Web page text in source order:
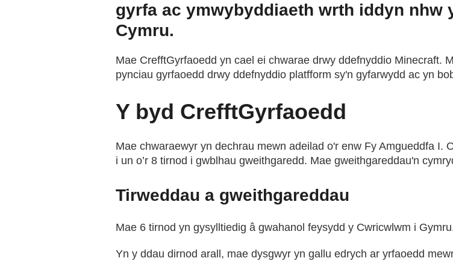
gyrfa ac ymwybyddiaeth wrth iddyn nhw
Cymru.
Mae CrefftGyrfaoedd yn cael ei chwarae drwy ddefnyddio Minecraft.
pynciau gyrfaoedd drwy ddefnyddio platfform sy'n gyfarwydd ac yn
Y byd CrefftGyrfaoedd
Mae chwaraewyr yn dechrau mewn adeilad o'r enw Fy Amgueddfa I.
i un o’r 8 tirnod i gwblhau gweithgaredd. Mae gweithgareddau'n
Tirweddau a gweithgareddau
Mae 6 tirnod yn gysylltiedig â gwahanol feysydd y Cwricwlwm i
Yn y ddau dirnod arall, mae dysgwyr yn gallu edrych ar yrfaoedd